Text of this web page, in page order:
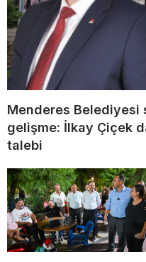
Menderes Belediyesi
gelişme: İlkay Çiçek
talebi